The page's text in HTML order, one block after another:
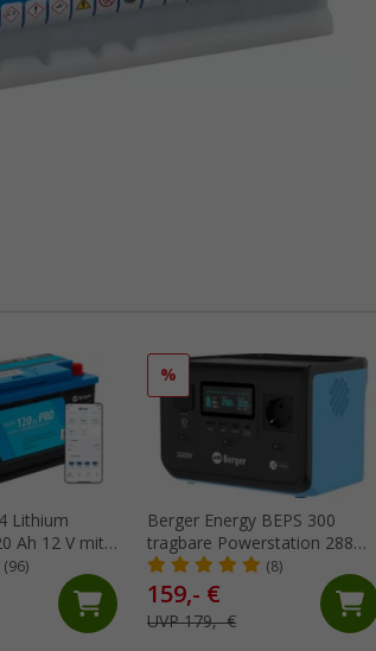
Lithium
Ah 12 V mit
(96)
%
Berger Energy BEPS 300
tragbare Powerstation 288
Wh 300 W
(8)
159,- €
UVP 179,- €